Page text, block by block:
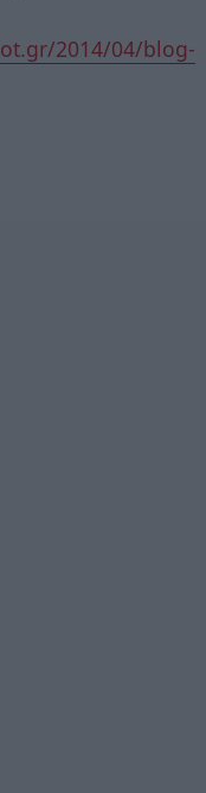
2014/04/blog-